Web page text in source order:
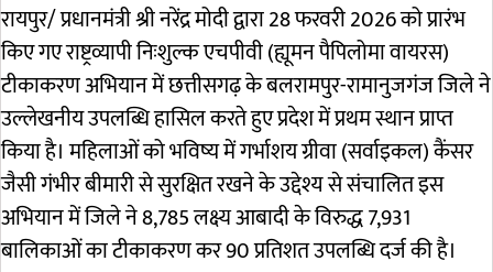
रायपुर/ प्रधानमंत्री श्री नरेंद्र मोदी द्वारा 28 फरवरी 2026 को प्रारंभ
किए गए राष्ट्रव्यापी निःशुल्क एचपीवी (ह्यूमन पैपिलोमा वायरस)
टीकाकरण अभियान में छत्तीसगढ़ के बलरामपुर-रामानुजगंज जिले ने
उल्लेखनीय उपलब्धि हासिल करते हुए प्रदेश में प्रथम स्थान प्राप्त
किया है। महिलाओं को भविष्य में गर्भाशय ग्रीवा (सर्वाइकल) कैंसर
जैसी गंभीर बीमारी से सुरक्षित रखने के उद्देश्य से संचालित इस
अभियान में जिले ने 8,785 लक्ष्य आबादी के विरुद्ध 7,931
बालिकाओं का टीकाकरण कर 90 प्रतिशत उपलब्धि दर्ज की है।